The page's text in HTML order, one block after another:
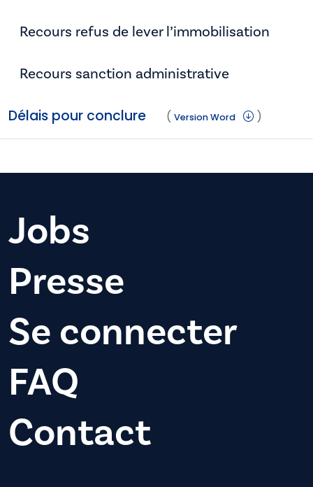
Recours refus de lever l’immobilisation
Recours sanction administrative
Délais pour conclure ( Version Word )
Jobs
Presse
Se connecter
FAQ
Contact